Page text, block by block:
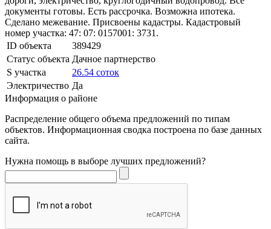
документы готовы. Есть рассрочка. Возможна ипотека.
Сделано межевание. Присвоены кадастры. Кадастровый
номер участка: 47: 07: 0157001: 3731.
ID объекта
389429
Статус объекта Дачное партнерство
S участка
26.54 соток
Электричество Да
Информация о районе
Распределение общего объема предложений по типам
объектов. Информационная сводка построена по базе данных
сайта.
Нужна помощь в выборе лучших предложений?